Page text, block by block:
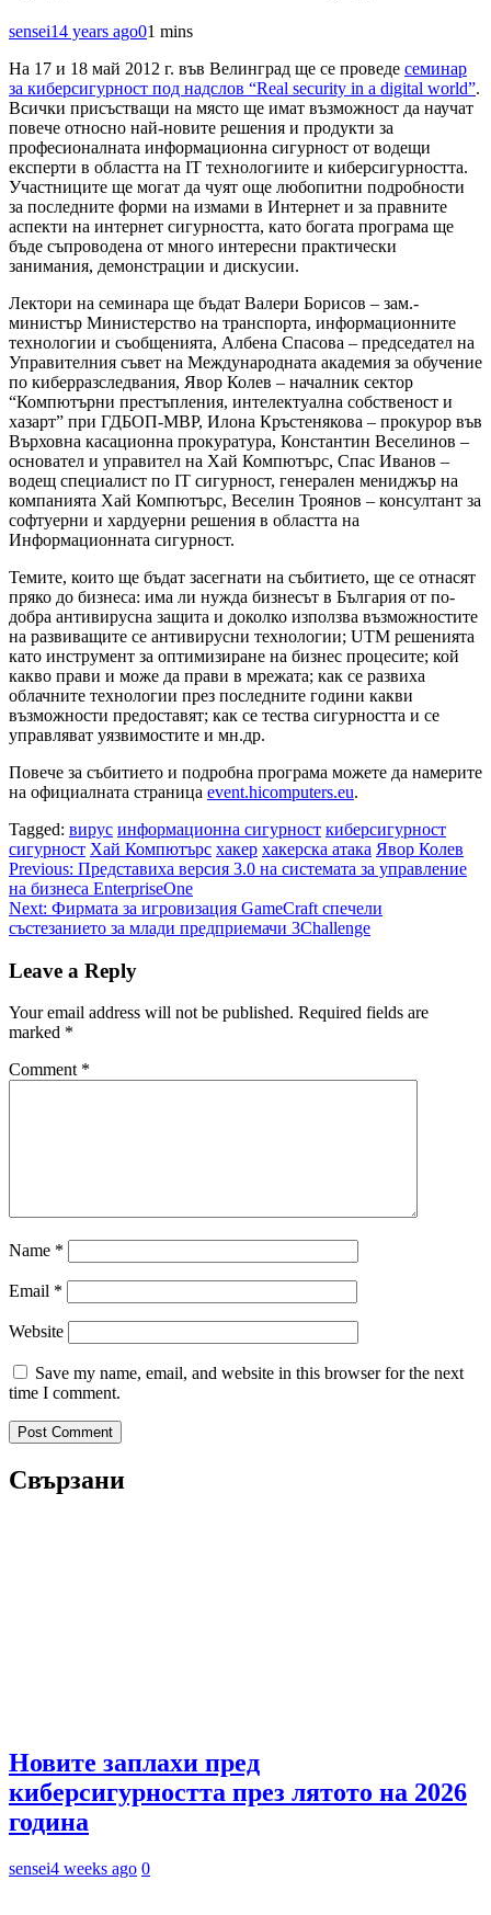
sensei14 years ago01 mins
На 17 и 18 май 2012 г. във Велинград ще се проведе семинар
за киберсигурност под надслов “Real security in а digital world”.
Всички присъстващи на място ще имат възможност да научат
повече относно най-новите решения и продукти за
професионалната информационна сигурност от водещи
експерти в областта на IT технологиите и киберсигурността.
Участниците ще могат да чуят още любопитни подробности
за последните форми на измами в Интернет и за правните
аспекти на интернет сигурността, като богата програма ще
бъде съпроводена от много интересни практически
занимания, демонстрации и дискусии.
Лектори на семинара ще бъдат Валери Борисов – зам.-
министър Министерство на транспорта, информационните
технологии и съобщенията, Албена Спасова – председател на
Управителния съвет на Международната академия за обучение
по киберразследвания, Явор Колев – началник сектор
“Компютърни престъпления, интелектуална собственост и
хазарт” при ГДБОП-МВР, Илона Кръстенякова – прокурор във
Върховна касационна прокуратура, Константин Веселинов –
основател и управител на Хай Компютърс, Спас Иванов –
водещ специалист по IT сигурност, генерален мениджър на
компанията Хай Компютърс, Веселин Троянов – консултант за
софтуерни и хардуерни решения в областта на
Информационната сигурност.
Темите, които ще бъдат засегнати на събитието, ще се отнасят
пряко до бизнеса: има ли нужда бизнесът в България от по-
добра антивирусна защита и доколко използва възможностите
на развиващите се антивирусни технологии; UTM решенията
като инструмент за оптимизиране на бизнес процесите; кой
какво прави и може да прави в мрежата; как се развиха
облачните технологии през последните години какви
възможности предоставят; как се тества сигурността и се
управляват уязвимостите и мн.др.
Повече за събитието и подробна програма можете да намерите
на официалната страница event.hicomputers.eu.
Tagged: вирус информационна сигурност киберсигурност
сигурност Хай Компютърс хакер хакерска атака Явор Колев
Post
navigation
Previous: Представиха версия 3.0 на системата за управление
на бизнеса EnterpriseOne
Next: Фирмата за игровизация GameCraft спечели
състезанието за млади предприемачи 3Challenge
Leave a Reply
Your email address will not be published. Required fields are
marked *
Comment *
Name *
Email *
Website
Save my name, email, and website in this browser for the next
time I comment.
Свързани
Новите заплахи пред
киберсигурността през лятото на 2026
година
sensei4 weeks ago 0